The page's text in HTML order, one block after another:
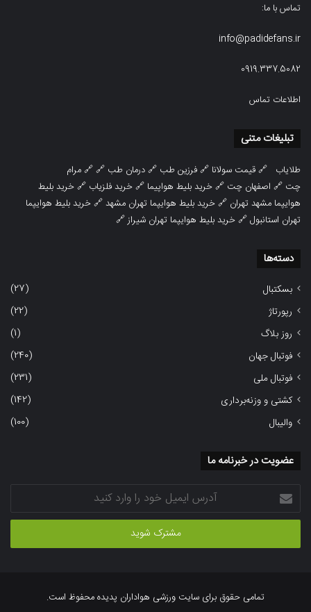
تماس با ما:
info@padidefans.ir
0919.337.5082
اطلاعات تماس
تبلیغات متنی
طلایاب 🔗قیمت سولانا 🔗فرزین طب 🔗درمان طب 🔗 🔗مرام
چت 🔗 اصفهان چت 🔗خرید بلیط هواپیما 🔗خرید فلزیاب 🔗خرید بلیط
هوایپما مشهد تهران 🔗خرید بلیط هوایپما تهران مشهد🔗خرید بلیط هوایپما
تهران استانبول🔗خرید بلیط هوایپما تهران شیراز🔗
دسته‌ها
بسکتبال
(27)
رپورتاژ
(22)
روز بلاگ
(1)
فوتبال جهان
(240)
فوتبال ملی
(231)
کشتی و وزنه‌برداری
(142)
والیبال
(100)
عضویت در خبرنامه ما
آدرس
ایمیل
خود
وارد
تمامی حقوق برای سایت ورزشی هواداران پدیده محفوظ است.